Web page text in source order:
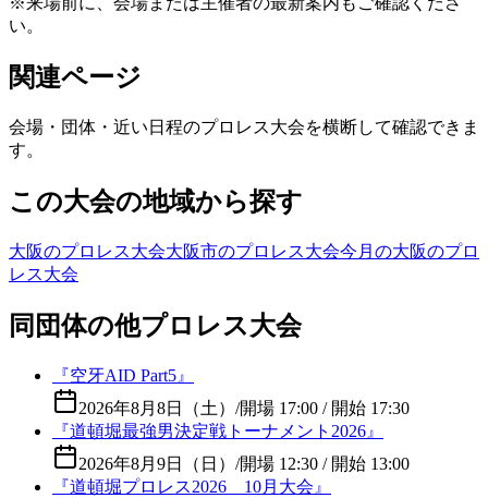
い。
関連ページ
会場・団体・近い日程のプロレス大会を横断して確認できま
す。
この大会の地域から探す
大阪のプロレス大会大阪市のプロレス大会今月の大阪のプロ
レス大会
同団体の他プロレス大会
『空牙AID Part5』
2026年8月8日（土） /開場 17:00 / 開始 17:30
『道頓堀最強男決定戦トーナメント2026』
2026年8月9日（日） /開場 12:30 / 開始 13:00
『道頓堀プロレス2026 10月大会』